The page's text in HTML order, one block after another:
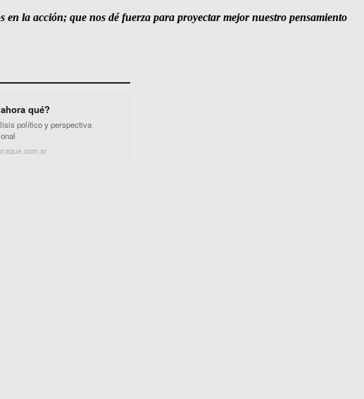
la acción; que nos dé fuerza para proyectar mejor nuestro pensamiento
qué?
político y perspectiva